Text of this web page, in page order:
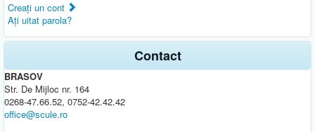
Creaţi un cont
Aţi uitat parola?
Contact
BRASOV
Str. De Mijloc nr. 164
0268-47.66.52, 0752-42.42.42
office@scule.ro